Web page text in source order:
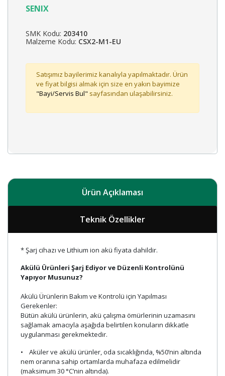
SENIX
SMK Kodu: 203410
Malzeme Kodu: CSX2-M1-EU
Satışımız bayilerimiz kanalıyla yapılmaktadır. Ürün
ve fiyat bilgisi almak için size en yakın bayimize
"Bayi/Servis Bul" sayfasından ulaşabilirsiniz.
Ürün Açıklaması
Teknik Özellikler
* Şarj cihazı ve Lithium ion akü fiyata dahildir.
Akülü Ürünleri Şarj Ediyor ve Düzenli Kontrolünü
Yapıyor Musunuz?
Akülü Ürünlerin Bakım ve Kontrolü için Yapılması
Gerekenler:
Bütün akülü ürünlerin, akü çalışma ömürlerinin uzamasını
sağlamak amacıyla aşağıda belirtilen konuların dikkatle
uygulanması gerekmektedir.
• Aküler ve akülü ürünler, oda sıcaklığında, %50’nin altında
nem oranına sahip ortamlarda muhafaza edilmelidir
(maksimum 30 °C’nin altında).